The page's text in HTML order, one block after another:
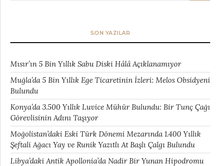
SON YAZILAR
Mısır’ın 5 Bin Yıllık Sabu Diski Hâlâ Açıklanamıyor
Muğla’da 5 Bin Yıllık Ege Ticaretinin İzleri: Melos Obsidyeni
Bulundu
Konya’da 3.500 Yıllık Luvice Mühür Bulundu: Bir Tunç Çağı
Görevlisinin Adını Taşıyor
Moğolistan’daki Eski Türk Dönemi Mezarında 1.400 Yıllık
Şeftali Ağacı Yay ve Runik Yazıtlı At Başlı Çalgı Bulundu
Libya’daki Antik Apollonia’da Nadir Bir Yunan Hipodromu